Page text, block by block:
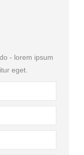
- lorem ipsum
eget.